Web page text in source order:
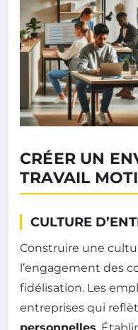
CRÉER UN
TRAVAIL
CULTURE
Construire une
l’engagement des
fidélisation. Les
entreprises qui